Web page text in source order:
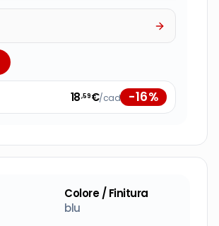
18,59€/cad -16%
Colore / Finitura
blu